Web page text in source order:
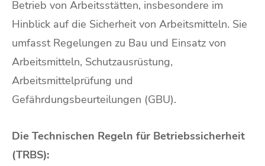
Betrieb von Arbeitsstätten, insbesondere im
Hinblick auf die Sicherheit von Arbeitsmitteln. Sie
umfasst Regelungen zu Bau und Einsatz von
Arbeitsmitteln, Schutzausrüstung,
Arbeitsmittelprüfung und
Gefährdungsbeurteilungen (GBU).
Die Technischen Regeln für Betriebssicherheit
(TRBS):